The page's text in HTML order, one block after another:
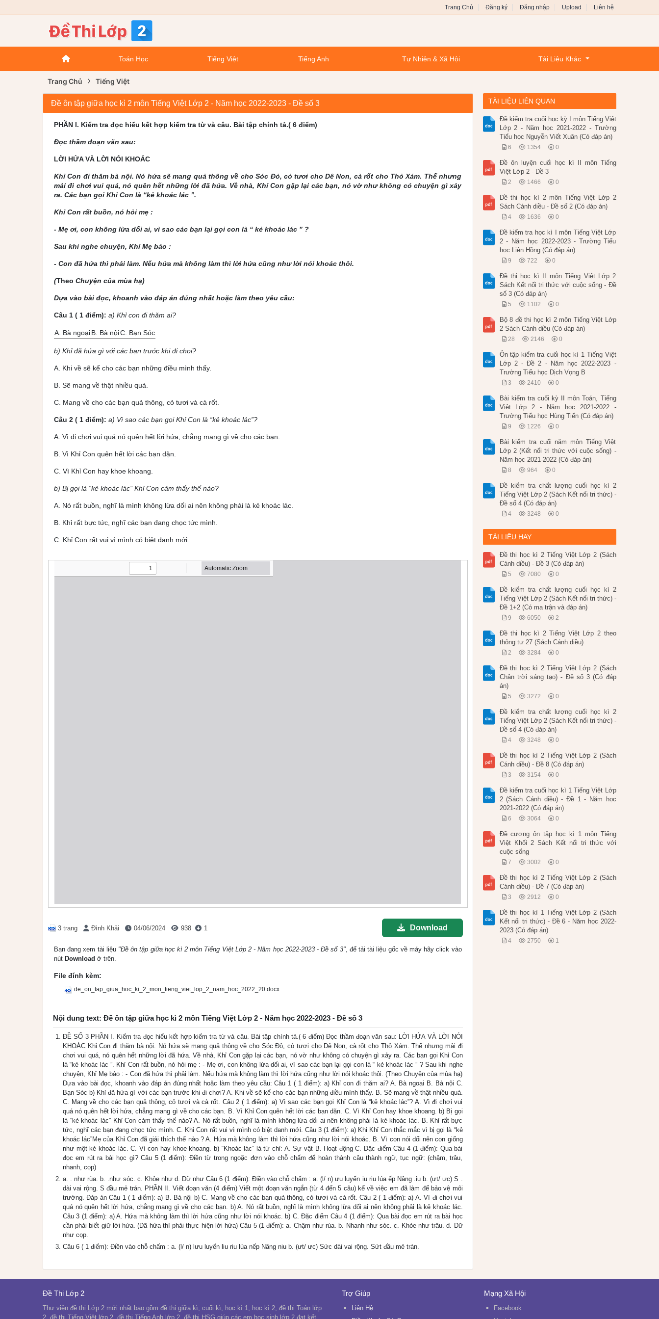
Trang Chủ Đăng ký Đăng nhập Upload Liên hệ
Toán Học Tiếng Việt Tiếng Anh Tự Nhiên & Xã Hội Tài Liệu Khác
Trang Chủ › Tiếng Việt
Đề ôn tập giữa học kì 2 môn Tiếng Việt Lớp 2 - Năm học 2022-2023 - Đề số 3
PHẦN I. Kiểm tra đọc hiểu kết hợp kiểm tra từ và câu. Bài tập chính tả.( 6 điểm)
Đọc thầm đoạn văn sau:
LỜI HỨA VÀ LỜI NÓI KHOÁC
Khỉ Con đi thăm bà nội. Nó hứa sẽ mang quả thông về cho Sóc Đỏ, cỏ tươi cho Dê Non, cà rốt cho Thỏ Xám. Thế nhưng
mải đi chơi vui quá, nó quên hết những lời đã hứa. Về nhà, Khỉ Con gặp lại các bạn, nó vờ như không có chuyện gì xảy
ra. Các bạn gọi Khỉ Con là “kẻ khoác lác ”.
Khỉ Con rất buồn, nó hỏi mẹ :
- Mẹ ơi, con không lừa dối ai, vì sao các bạn lại gọi con là “ kẻ khoác lác ” ?
Sau khi nghe chuyện, Khỉ Mẹ bảo :
- Con đã hứa thì phải làm. Nếu hứa mà không làm thì lời hứa cũng như lời nói khoác thôi.
(Theo Chuyện của mùa hạ)
Dựa vào bài đọc, khoanh vào đáp án đúng nhất hoặc làm theo yêu cầu:
Câu 1 ( 1 điểm): a) Khỉ con đi thăm ai?
A. Bà ngoạiB. Bà nộiC. Bạn Sóc
b) Khỉ đã hứa gì với các bạn trước khi đi chơi?
A. Khi về sẽ kể cho các bạn những điều mình thấy.
B. Sẽ mang về thật nhiều quà.
C. Mang về cho các bạn quả thông, cỏ tươi và cà rốt.
Câu 2 ( 1 điểm): a) Vì sao các bạn gọi Khỉ Con là “kẻ khoác lác”?
A. Vì đi chơi vui quá nó quên hết lời hứa, chẳng mang gì về cho các bạn.
B. Vì Khỉ Con quên hết lời các bạn dặn.
C. Vì Khỉ Con hay khoe khoang.
b) Bị gọi là “kẻ khoác lác” Khỉ Con cảm thấy thế nào?
A. Nó rất buồn, nghĩ là mình không lừa dối ai nên không phải là kẻ khoác lác.
B. Khỉ rất bực tức, nghĩ các bạn đang chọc tức mình.
C. Khỉ Con rất vui vì mình có biệt danh mới.
3 trang Đình Khải 04/06/2024 938 1 Download
Bạn đang xem tài liệu "Đề ôn tập giữa học kì 2 môn Tiếng Việt Lớp 2 - Năm học 2022-2023 - Đề số 3", để tải tài liệu gốc về máy hãy click vào
nút Download ở trên.
File đính kèm:
de_on_tap_giua_hoc_ki_2_mon_tieng_viet_lop_2_nam_hoc_2022_20.docx
Nội dung text: Đề ôn tập giữa học kì 2 môn Tiếng Việt Lớp 2 - Năm học 2022-2023 - Đề số 3
ĐỀ SỐ 3 PHẦN I. Kiểm tra đọc hiểu kết hợp kiểm tra từ và câu. Bài tập chính tả.( 6 điểm) Đọc thầm đoạn văn sau: LỜI HỨA VÀ LỜI NÓI
KHOÁC Khỉ Con đi thăm bà nội. Nó hứa sẽ mang quả thông về cho Sóc Đỏ, cỏ tươi cho Dê Non, cà rốt cho Thỏ Xám. Thế nhưng mải đi
chơi vui quá, nó quên hết những lời đã hứa. Về nhà, Khỉ Con gặp lại các bạn, nó vờ như không có chuyện gì xảy ra. Các bạn gọi Khỉ Con
là “kẻ khoác lác ”. Khỉ Con rất buồn, nó hỏi mẹ : - Mẹ ơi, con không lừa dối ai, vì sao các bạn lại gọi con là “ kẻ khoác lác ” ? Sau khi nghe
chuyện, Khỉ Mẹ bảo : - Con đã hứa thì phải làm. Nếu hứa mà không làm thì lời hứa cũng như lời nói khoác thôi. (Theo Chuyện của mùa hạ)
Dựa vào bài đọc, khoanh vào đáp án đúng nhất hoặc làm theo yêu cầu: Câu 1 ( 1 điểm): a) Khỉ con đi thăm ai? A. Bà ngoại B. Bà nội C.
Bạn Sóc b) Khỉ đã hứa gì với các bạn trước khi đi chơi? A. Khi về sẽ kể cho các bạn những điều mình thấy. B. Sẽ mang về thật nhiều quà.
C. Mang về cho các bạn quả thông, cỏ tươi và cà rốt. Câu 2 ( 1 điểm): a) Vì sao các bạn gọi Khỉ Con là “kẻ khoác lác”? A. Vì đi chơi vui
quá nó quên hết lời hứa, chẳng mang gì về cho các bạn. B. Vì Khỉ Con quên hết lời các bạn dặn. C. Vì Khỉ Con hay khoe khoang. b) Bị gọi
là “kẻ khoác lác” Khỉ Con cảm thấy thế nào? A. Nó rất buồn, nghĩ là mình không lừa dối ai nên không phải là kẻ khoác lác. B. Khỉ rất bực
tức, nghĩ các bạn đang chọc tức mình. C. Khỉ Con rất vui vì mình có biệt danh mới. Câu 3 (1 điểm): a) Khi Khỉ Con thắc mắc vì bị gọi là “kẻ
khoác lác”Mẹ của Khỉ Con đã giải thích thế nào ? A. Hứa mà không làm thì lời hứa cũng như lời nói khoác. B. Vì con nói dối nên con giống
như một kẻ khoác lác. C. Vì con hay khoe khoang. b) “Khoác lác” là từ chỉ: A. Sự vật B. Hoạt động C. Đặc điểm Câu 4 (1 điểm): Qua bài
đọc em rút ra bài học gì? Câu 5 (1 điểm): Điền từ trong ngoặc đơn vào chỗ chấm để hoàn thành câu thành ngữ, tục ngữ: (chậm, trâu,
nhanh, cọp)
a. . như rùa. b. .như sóc. c. Khỏe như d. Dữ như Câu 6 (1 điểm): Điền vào chỗ chấm : a. (l/ n) ưu luyến iu riu lúa ếp Nâng .iu b. (ưt/ ưc) S .
dài vai rộng. S đầu mẻ trán. PHẦN II. Viết đoạn văn (4 điểm) Viết một đoạn văn ngắn (từ 4 đến 5 câu) kể về việc em đã làm để bảo vệ môi
trường. Đáp án Câu 1 ( 1 điểm): a) B. Bà nội b) C. Mang về cho các bạn quả thông, cỏ tươi và cà rốt. Câu 2 ( 1 điểm): a) A. Vì đi chơi vui
quá nó quên hết lời hứa, chẳng mang gì về cho các bạn. b) A. Nó rất buồn, nghĩ là mình không lừa dối ai nên không phải là kẻ khoác lác.
Câu 3 (1 điểm): a) A. Hứa mà không làm thì lời hứa cũng như lời nói khoác. b) C. Đặc điểm Câu 4 (1 điểm): Qua bài đọc em rút ra bài học
cần phải biết giữ lời hứa. (Đã hứa thì phải thực hiện lời hứa) Câu 5 (1 điểm): a. Chậm như rùa. b. Nhanh như sóc. c. Khỏe như trâu. d. Dữ
như cọp.
Câu 6 ( 1 điểm): Điền vào chỗ chấm : a. (l/ n) lưu luyến liu riu lúa nếp Nâng niu b. (ưt/ ưc) Sức dài vai rộng. Sứt đầu mẻ trán.
TÀI LIỆU LIÊN QUAN
Đề kiểm tra cuối học kỳ I môn Tiếng Việt
Lớp 2 - Năm học 2021-2022 - Trường
Tiểu học Nguyễn Viết Xuân (Có đáp án)
6 1354 0
Đề ôn luyện cuối học kì II môn Tiếng
Việt Lớp 2 - Đề 3
2 1466 0
Đề thi học kì 2 môn Tiếng Việt Lớp 2
Sách Cánh diều - Đề số 2 (Có đáp án)
4 1636 0
Đề kiểm tra học kì I môn Tiếng Việt Lớp
2 - Năm học 2022-2023 - Trường Tiểu
học Liên Hồng (Có đáp án)
9 722 0
Đề thi học kì II môn Tiếng Việt Lớp 2
Sách Kết nối tri thức với cuộc sống - Đề
số 3 (Có đáp án)
5 1102 0
Bộ 8 đề thi học kì 2 môn Tiếng Việt Lớp
2 Sách Cánh diều (Có đáp án)
28 2146 0
Ôn tập kiểm tra cuối học kì 1 Tiếng Việt
Lớp 2 - Đề 2 - Năm học 2022-2023 -
Trường Tiểu học Dịch Vọng B
3 2410 0
Bài kiểm tra cuối kỳ II môn Toán, Tiếng
Việt Lớp 2 - Năm học 2021-2022 -
Trường Tiểu học Hùng Tiến (Có đáp án)
9 1226 0
Bài kiểm tra cuối năm môn Tiếng Việt
Lớp 2 (Kết nối tri thức với cuộc sống) -
Năm học 2021-2022 (Có đáp án)
8 964 0
Đề kiểm tra chất lượng cuối học kì 2
Tiếng Việt Lớp 2 (Sách Kết nối tri thức) -
Đề số 4 (Có đáp án)
4 3248 0
TÀI LIỆU HAY
Đề thi học kì 2 Tiếng Việt Lớp 2 (Sách
Cánh diều) - Đề 3 (Có đáp án)
5 7080 0
Đề kiểm tra chất lượng cuối học kì 2
Tiếng Việt Lớp 2 (Sách Kết nối tri thức) -
Đề 1+2 (Có ma trận và đáp án)
9 6050 2
Đề thi học kì 2 Tiếng Việt Lớp 2 theo
thông tư 27 (Sách Cánh diều)
2 3284 0
Đề thi học kì 2 Tiếng Việt Lớp 2 (Sách
Chân trời sáng tạo) - Đề số 3 (Có đáp
án)
5 3272 0
Đề kiểm tra chất lượng cuối học kì 2
Tiếng Việt Lớp 2 (Sách Kết nối tri thức) -
Đề số 4 (Có đáp án)
4 3248 0
Đề thi học kì 2 Tiếng Việt Lớp 2 (Sách
Cánh diều) - Đề 8 (Có đáp án)
3 3154 0
Đề kiểm tra cuối học kì 1 Tiếng Việt Lớp
2 (Sách Cánh diều) - Đề 1 - Năm học
2021-2022 (Có đáp án)
6 3064 0
Đề cương ôn tập học kì 1 môn Tiếng
Việt Khối 2 Sách Kết nối tri thức với
cuộc sống
7 3002 0
Đề thi học kì 2 Tiếng Việt Lớp 2 (Sách
Cánh diều) - Đề 7 (Có đáp án)
3 2912 0
Đề thi học kì 1 Tiếng Việt Lớp 2 (Sách
Kết nối tri thức) - Đề 6 - Năm học 2022-
2023 (Có đáp án)
4 2750 1
Đề Thi Lớp 2
Thư viện đề thi Lớp 2 mới nhất bao gồm đề thi giữa kì, cuối kì, học kì 1, học kì 2, đề thi Toán lớp
2, đề thi Tiếng Việt lớp 2, đề thi Tiếng Anh lớp 2, đề thi HSG giúp các em học sinh lớp 2 đạt kết
Trợ Giúp
Liên Hệ
Mạng Xã Hội
Facebook